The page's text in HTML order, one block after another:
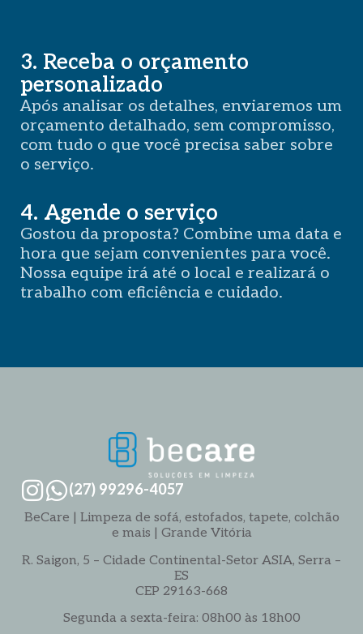
3. Receba o orçamento
personalizado
Após analisar os detalhes, enviaremos um
orçamento detalhado, sem compromisso,
com tudo o que você precisa saber sobre
o serviço.
4. Agende o serviço
Gostou da proposta? Combine uma data e
hora que sejam convenientes para você.
Nossa equipe irá até o local e realizará o
trabalho com eficiência e cuidado.
(27) 99296-4057
BeCare | Limpeza de sofá, estofados, tapete, colchão
e mais | Grande Vitória
R. Saigon, 5 – Cidade Continental-Setor ASIA, Serra –
ES
CEP 29163-668
Segunda a sexta-feira: 08h00 às 18h00